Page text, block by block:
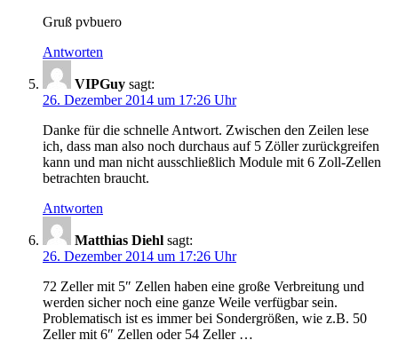
Gruß pvbuero
Antworten
VIPGuy sagt:
26. Dezember 2014 um 17:26 Uhr
Danke für die schnelle Antwort. Zwischen den Zeilen lese
ich, dass man also noch durchaus auf 5 Zöller zurückgreifen
kann und man nicht ausschließlich Module mit 6 Zoll-Zellen
betrachten braucht.
Antworten
Matthias Diehl sagt:
26. Dezember 2014 um 17:26 Uhr
72 Zeller mit 5″ Zellen haben eine große Verbreitung und
werden sicher noch eine ganze Weile verfügbar sein.
Problematisch ist es immer bei Sondergrößen, wie z.B. 50
Zeller mit 6″ Zellen oder 54 Zeller …